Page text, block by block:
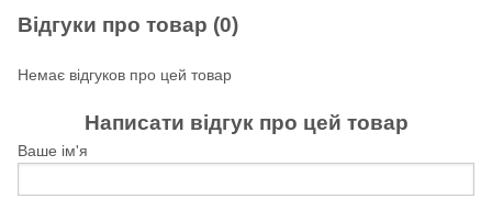
Відгуки про товар (0)
Немає відгуков про цей товар
Написати відгук про цей товар
Ваше ім'я